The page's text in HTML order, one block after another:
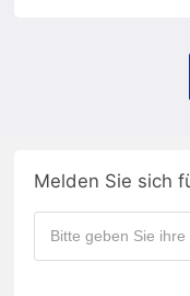
Melden Sie sich